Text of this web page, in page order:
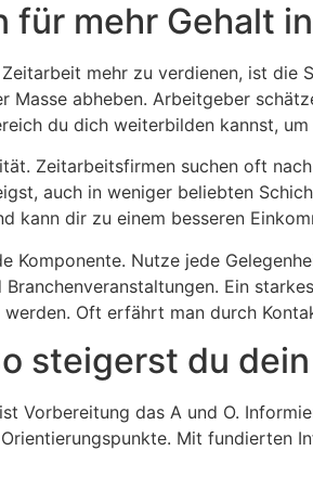
für mehr Gehalt
mehr zu verdienen, ist
Masse abheben. Arbeitgeber
du dich weiterbilden kannst,
Zeitarbeitsfirmen suchen oft
auch in weniger beliebten
kann dir zu einem besseren
Komponente. Nutze jede
Ein
Oft erfährt man durch
steigerst du
Vorbereitung das A und O.
Mit fundierten